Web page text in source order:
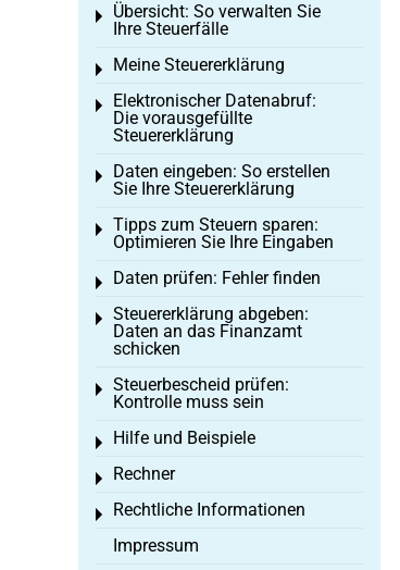
Übersicht: So verwalten Sie
Ihre Steuerfälle
Toggle menu
Meine Steuererklärung
Toggle menu
Elektronischer Datenabruf:
Die vorausgefüllte
Steuererklärung
Toggle menu
Daten eingeben: So erstellen
Sie Ihre Steuererklärung
Toggle menu
Tipps zum Steuern sparen:
Optimieren Sie Ihre Eingaben
Toggle menu
Daten prüfen: Fehler finden
Toggle menu
Steuererklärung abgeben:
Daten an das Finanzamt
schicken
Toggle menu
Steuerbescheid prüfen:
Kontrolle muss sein
Toggle menu
Hilfe und Beispiele
Toggle menu
Rechner
Toggle menu
Rechtliche Informationen
Toggle menu
Impressum